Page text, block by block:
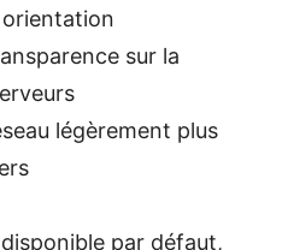
sur la
légèrement plus
par défaut,